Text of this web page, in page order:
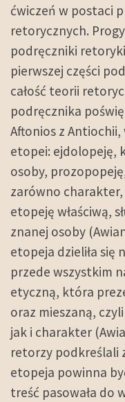
ćwiczeń w postaci
retorycznych.
podręczniki retoryki
pierwszej części
całość teorii
podręcznika
Aftonios z
etopei: ejdolopeję,
osoby,
zarówno
etopeję właściwą,
znanej osoby
etopeja dzieliła się
przede wszystkim
etyczną, która
oraz mieszaną,
jak i charakter
retorzy podkreślali
etopeja powinna
treść pasowała do